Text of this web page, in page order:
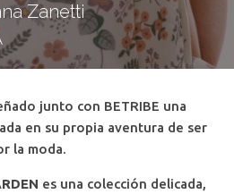
Zanetti
junto con BETRIBE una
en su propia aventura de ser
la moda.
es una colección delicada,